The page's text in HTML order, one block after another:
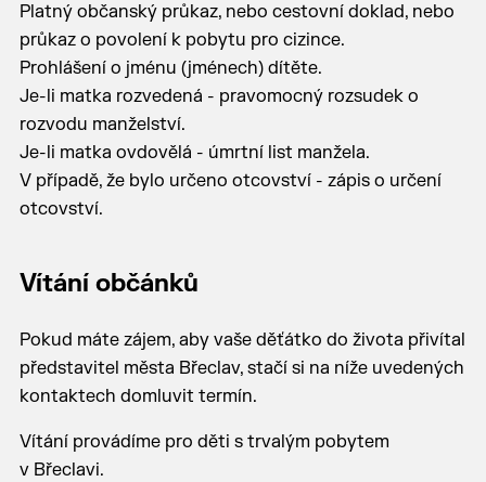
Platný občanský průkaz, nebo cestovní doklad, nebo
průkaz o povolení k pobytu pro cizince.
Prohlášení o jménu (jménech) dítěte.
Je-li matka rozvedená - pravomocný rozsudek o
rozvodu manželství.
Je-li matka ovdovělá - úmrtní list manžela.
V případě, že bylo určeno otcovství - zápis o určení
otcovství.
Vítání občánků
Pokud máte zájem, aby vaše děťátko do života přivítal
představitel města Břeclav, stačí si na níže uvedených
kontaktech domluvit termín.
Vítání provádíme pro děti s trvalým pobytem
v Břeclavi.